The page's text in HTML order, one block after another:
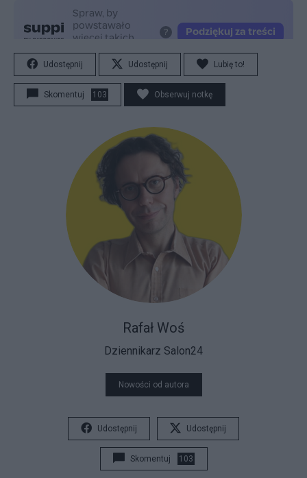
Udostępnij Udostępnij Lubię to!
Skomentuj 103 Obserwuj notkę
Dziennikarz Salon24
Rafał Woś
Nowości od autora
Udostępnij Udostępnij
Skomentuj 103